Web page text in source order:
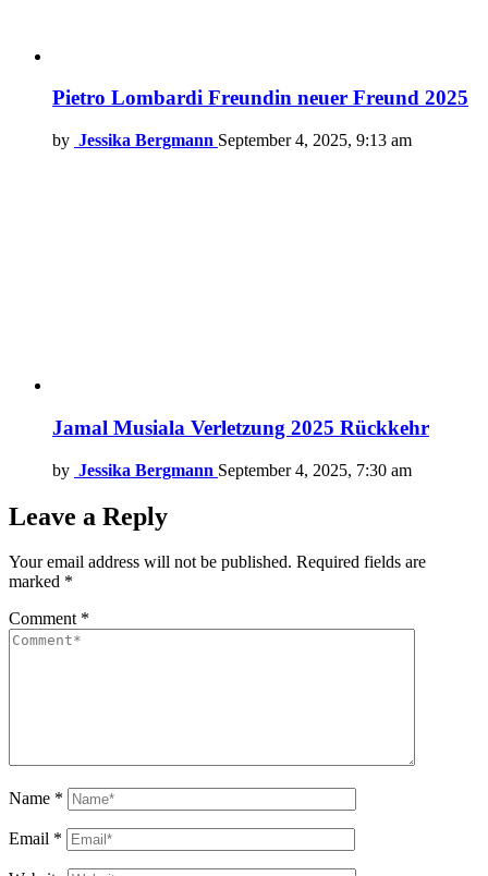
Pietro Lombardi Freundin neuer Freund 2025
by Jessika Bergmann September 4, 2025, 9:13 am
Jamal Musiala Verletzung 2025 Rückkehr
by Jessika Bergmann September 4, 2025, 7:30 am
Leave a Reply
Your email address will not be published. Required fields are
marked *
Comment *
Name *
Email *